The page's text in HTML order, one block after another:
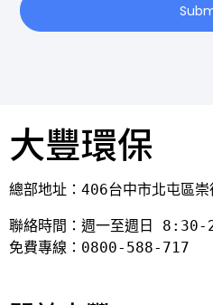
大豐環保
總部地址：406台中市北屯區
聯絡時間：週一至週日
免費專線：0800-588-717